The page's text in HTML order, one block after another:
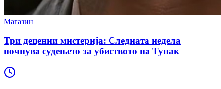
Магазин
Три децении мистерија: Следната недела
почнува судењето за убиството на Тупак